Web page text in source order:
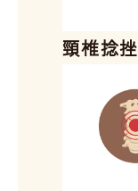
頸椎捻挫